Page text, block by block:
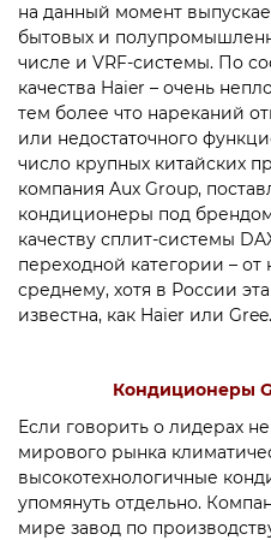
на данный момент
бытовых и
числе и VRF-системы. По
качества Haier – очень
тем более что нареканий
или недостаточного
число крупных китайских
компания Aux Group,
кондиционеры под
качеству сплит-системы
переходной категории – от
среднему, хотя в России
известна, как Haier или Gree.
Кондиционеры
Если говорить о лидерах
мирового рынка
высокотехнологичные
упомянуть отдельно.
мире завод по